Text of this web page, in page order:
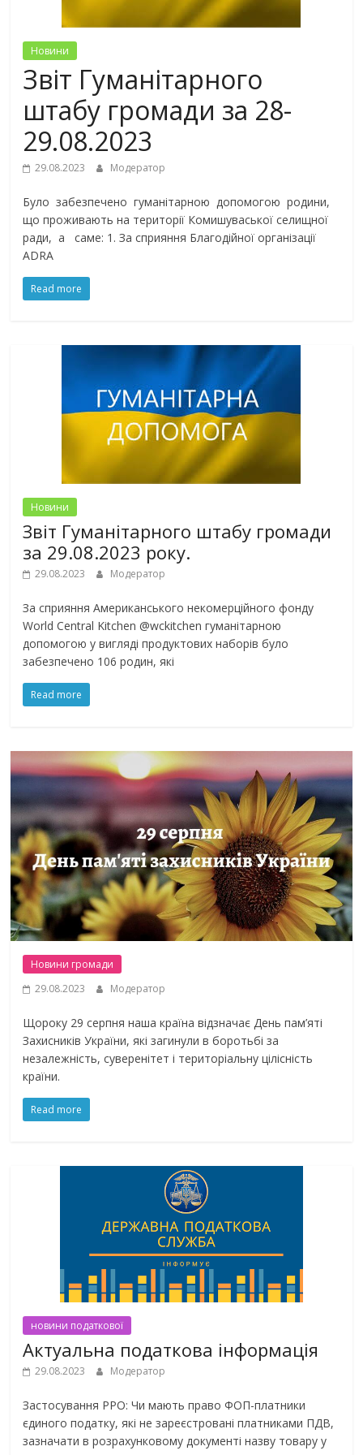
Новини
Звіт Гуманітарного
штабу громади за 28-
29.08.2023
29.08.2023 Модератор
Було забезпечено гуманітарною допомогою родини,
що проживають на території Комишуваської селищної
ради, а саме: 1. За сприяння Благодійної організації
ADRA
Read more
Новини
Звіт Гуманітарного штабу громади
за 29.08.2023 року.
29.08.2023 Модератор
За сприяння Американського некомерційного фонду
World Central Kitchen @wckitchen гуманітарною
допомогою у вигляді продуктових наборів було
забезпечено 106 родин, які
Read more
Новини громади
29.08.2023
Модератор
Щороку 29 серпня наша країна відзначає День пам’яті
Захисників України, які загинули в боротьбі за
незалежність, суверенітет і територіальну цілісність
країни.
Read more
новини податкової
Актуальна податкова інформація
29.08.2023 Модератор
Застосування РРО: Чи мають право ФОП-платники
єдиного податку, які не зареєстровані платниками ПДВ,
зазначати в розрахунковому документі назву товару у